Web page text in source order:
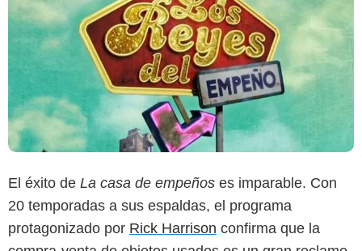
El éxito de La casa de empeños es imparable. Con
20 temporadas a sus espaldas, el programa
protagonizado por Rick Harrison confirma que la